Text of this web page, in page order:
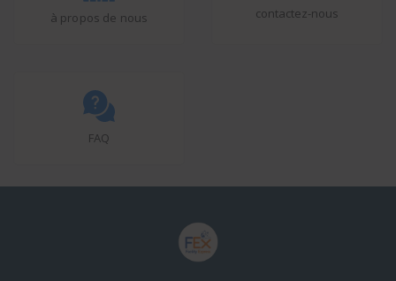
à propos de nous contactez-nous
FAQ